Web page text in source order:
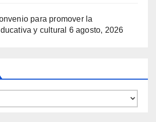
para promover la
y cultural 6 agosto, 2026